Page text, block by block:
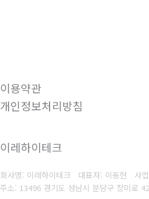
이용약관
개인정보처리방침
이레하이테크
회사명: 이레하이테크 대표자: 이동현 사
주소: 13496 경기도 성남시 분당구 장미로